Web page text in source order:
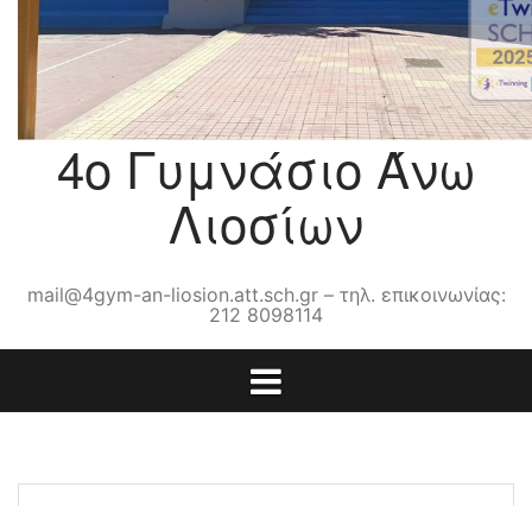
4ο Γυμνάσιο Άνω
Λιοσίων
mail@4gym-an-liosion.att.sch.gr – τηλ. επικοινωνίας:
212 8098114